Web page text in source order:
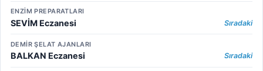
ENZİM PREPARATLARI
SEVİM Eczanesi Sıradaki
DEMİR ŞELAT AJANLARI
BALKAN Eczanesi Sıradaki